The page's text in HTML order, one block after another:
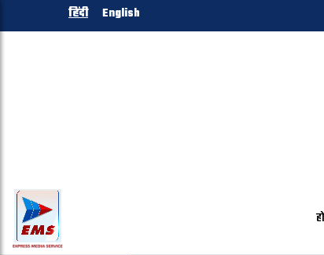
हिंदी English